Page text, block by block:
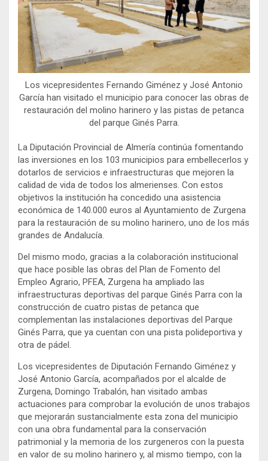
Los vicepresidentes Fernando Giménez y José Antonio
García han visitado el municipio para conocer las obras de
restauración del molino harinero y las pistas de petanca
del parque Ginés Parra.
La Diputación Provincial de Almería continúa fomentando
las inversiones en los 103 municipios para embellecerlos y
dotarlos de servicios e infraestructuras que mejoren la
calidad de vida de todos los almerienses. Con estos
objetivos la institución ha concedido una asistencia
económica de 140.000 euros al Ayuntamiento de Zurgena
para la restauración de su molino harinero, uno de los más
grandes de Andalucía.
Del mismo modo, gracias a la colaboración institucional
que hace posible las obras del Plan de Fomento del
Empleo Agrario, PFEA, Zurgena ha ampliado las
infraestructuras deportivas del parque Ginés Parra con la
construcción de cuatro pistas de petanca que
complementan las instalaciones deportivas del Parque
Ginés Parra, que ya cuentan con una pista polideportiva y
otra de pádel.
Los vicepresidentes de Diputación Fernando Giménez y
José Antonio García, acompañados por el alcalde de
Zurgena, Domingo Trabalón, han visitado ambas
actuaciones para comprobar la evolución de unos trabajos
que mejorarán sustancialmente esta zona del municipio
con una obra fundamental para la conservación
patrimonial y la memoria de los zurgeneros con la puesta
en valor de su molino harinero y, al mismo tiempo, con la